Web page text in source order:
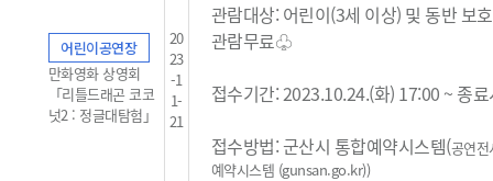
어린이공연장
만화영화 상영회
「리틀드래곤 코코
넛2 : 정글대탐험」
20
23
-1
1-
21
관람대상: 어린이(3세 이상) 및 동반 보
관람무료♧
접수기간: 2023.10.24.(화) 17:00 ~ 종
접수방법: 군산시 통합예약시스템(공연
예약시스템 (gunsan.go.kr))